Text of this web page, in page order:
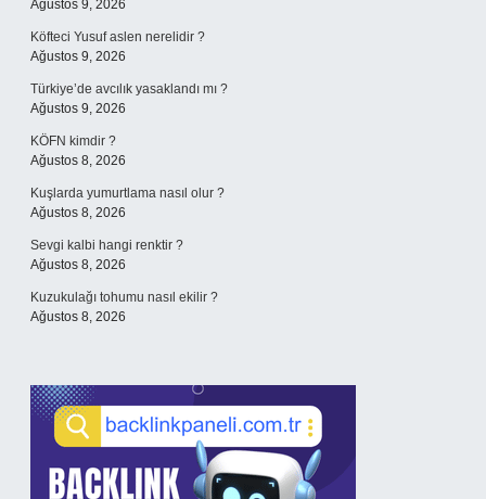
Ağustos 9, 2026
Köfteci Yusuf aslen nerelidir ?
Ağustos 9, 2026
Türkiye’de avcılık yasaklandı mı ?
Ağustos 9, 2026
KÖFN kimdir ?
Ağustos 8, 2026
Kuşlarda yumurtlama nasıl olur ?
Ağustos 8, 2026
Sevgi kalbi hangi renktir ?
Ağustos 8, 2026
Kuzukulağı tohumu nasıl ekilir ?
Ağustos 8, 2026